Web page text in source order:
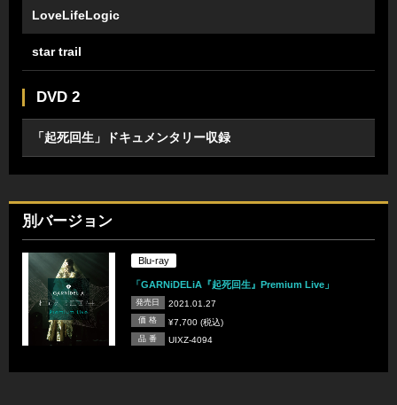
LoveLifeLogic
star trail
DVD 2
「起死回生」ドキュメンタリー収録
別バージョン
Blu-ray
「GARNiDELiA『起死回生』Premium Live」
発売日 2021.01.27
価 格 ¥7,700 (税込)
品 番 UIXZ-4094